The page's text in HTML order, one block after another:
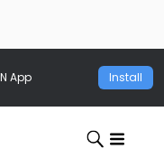
App Install